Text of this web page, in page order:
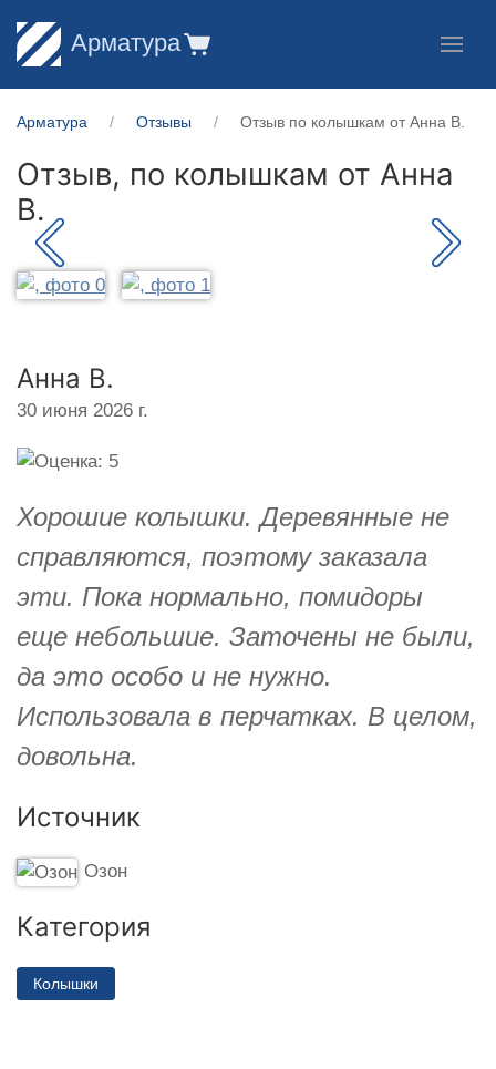
Арматура
Арматура Отзывы Отзыв по колышкам от Анна В.
Отзыв, по колышкам от Анна
В.
Анна В.
30 июня 2026 г.
Хорошие колышки. Деревянные не
справляются, поэтому заказала
эти. Пока нормально, помидоры
еще небольшие. Заточены не были,
да это особо и не нужно.
Использовала в перчатках. В целом,
довольна.
Источник
Озон
Категория
Колышки